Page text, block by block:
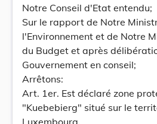
Notre Conseil d'Etat entendu;
Sur le rapport de Notre
l'Environnement et de Notre
du Budget et après
Gouvernement en conseil;
Arrêtons:
Art. 1er. Est déclaré zone
"Kuebebierg" situé sur le
Luxembourg.